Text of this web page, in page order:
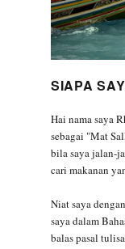
SIAPA
Hai nama saya
sebagai "Mat
bila saya jalan-
cari makanan
Niat saya
saya dalam
balas pasal